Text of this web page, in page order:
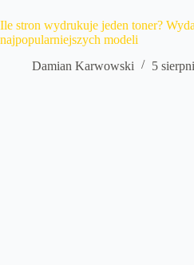
Ile stron wydrukuje jeden toner?
najpopularniejszych modeli
Damian Karwowski
5